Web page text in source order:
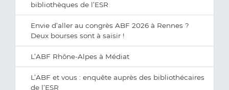
bibliothèques de l’ESR
Envie d’aller au congrès ABF 2026 à Rennes ?
Deux bourses sont à saisir !
L’ABF Rhône-Alpes à Médiat
L’ABF et vous : enquête auprès des bibliothécaires
de l’ESR